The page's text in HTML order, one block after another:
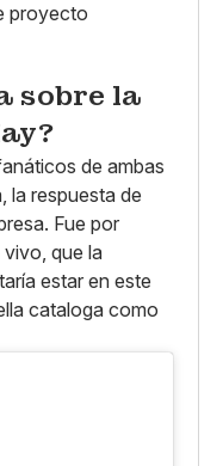
proyecto
sobre la
de ambas
la respuesta de
Fue por
que la
estar en este
cataloga como